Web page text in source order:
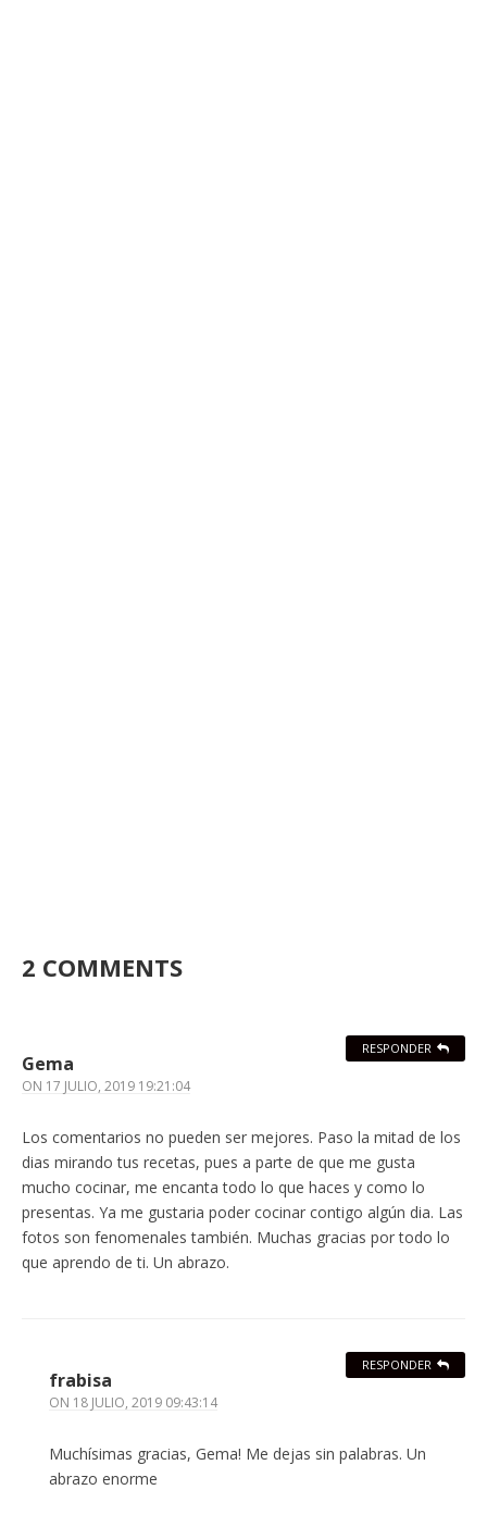
2 COMMENTS
Gema
ON 17 JULIO, 2019 19:21:04
Los comentarios no pueden ser mejores. Paso la mitad de los
dias mirando tus recetas, pues a parte de que me gusta
mucho cocinar, me encanta todo lo que haces y como lo
presentas. Ya me gustaria poder cocinar contigo algún dia. Las
fotos son fenomenales también. Muchas gracias por todo lo
que aprendo de ti. Un abrazo.
RESPONDER
frabisa
ON 18 JULIO, 2019 09:43:14
Muchísimas gracias, Gema! Me dejas sin palabras. Un
abrazo enorme
RESPONDER